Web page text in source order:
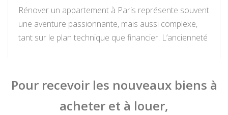
Rénover un appartement à Paris représente souvent
une aventure passionnante, mais aussi complexe,
tant sur le plan technique que financier. L’ancienneté
question du prix au mètre carré essentielle pour tout
projet de rénovation complète ou partielle. Entre une
remise en état classique et une rénovation haut de
Pour recevoir les nouveaux biens à
acheter et à louer,